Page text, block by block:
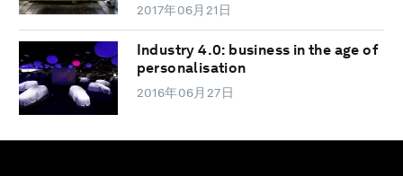
2017年06月21日
Industry 4.0: business in the age of
personalisation
2016年06月27日